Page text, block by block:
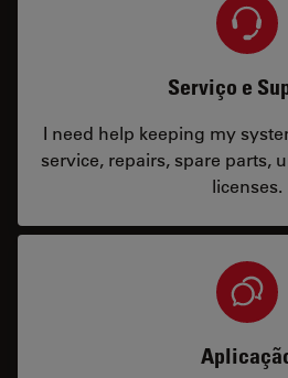
Serviço e
I need help keeping my
service, repairs, spare parts,
licenses.